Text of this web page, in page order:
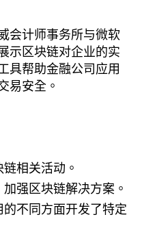
会计师事务所与微软
示区块链对企业的实
具帮助金融公司应用
易安全。
相关活动。
强区块链解决方案。
不同方面开发了特定